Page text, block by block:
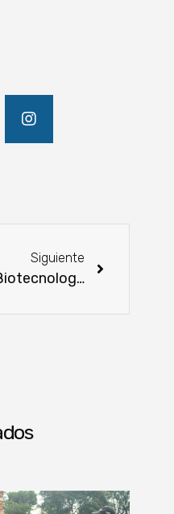
Siguiente
Biotecnología abre nuevas posibilidades para mejorar la reproducción del ganado en Paraguay